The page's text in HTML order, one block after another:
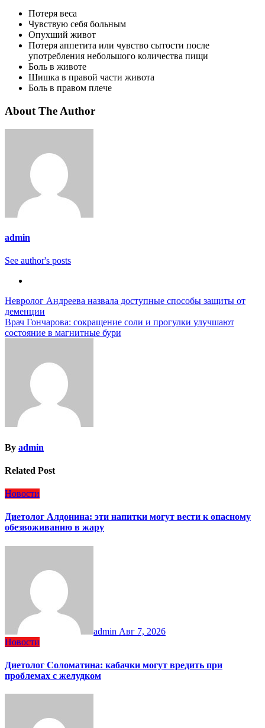
Потеря веса
Чувствую себя больным
Опухший живот
Потеря аппетита или чувство сытости после
употребления небольшого количества пищи
Боль в животе
Шишка в правой части живота
Боль в правом плече
About The Author
admin
See author's posts
Навигация
по
записям
Невролог Андреева назвала доступные способы защиты от
деменции
Врач Гончарова: сокращение соли и прогулки улучшают
состояние в магнитные бури
By admin
Related Post
Новости
Диетолог Алдонина: эти напитки могут вести к опасному
обезвоживанию в жару
admin Авг 7, 2026
Новости
Диетолог Соломатина: кабачки могут вредить при
проблемах с желудком